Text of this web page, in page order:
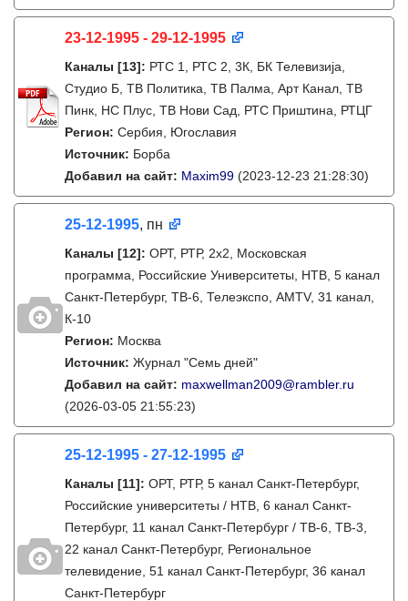
23-12-1995 - 29-12-1995
Каналы [13]: РТС 1, РТС 2, 3К, БК Телевизиja,
Студио Б, ТВ Политика, ТВ Палма, Арт Канал, ТВ
Пинк, НС Плус, ТВ Нови Сад, РТС Приштина, РТЦГ
Регион: Сербия, Югославия
Источник: Борба
Добавил на сайт: Maxim99 (2023-12-23 21:28:30)
25-12-1995, пн
Каналы [12]: ОРТ, РТР, 2x2, Московская
программа, Российские Университеты, НТВ, 5 канал
Санкт-Петербург, ТВ-6, Телеэкспо, AMTV, 31 канал,
К-10
Регион: Москва
Источник: Журнал "Семь дней"
Добавил на сайт: maxwellman2009@rambler.ru
(2026-03-05 21:55:23)
25-12-1995 - 27-12-1995
Каналы [11]: ОРТ, РТР, 5 канал Санкт-Петербург,
Российские университеты / НТВ, 6 канал Санкт-
Петербург, 11 канал Санкт-Петербург / ТВ-6, ТВ-3,
22 канал Санкт-Петербург, Региональное
телевидение, 51 канал Санкт-Петербург, 36 канал
Санкт-Петербург